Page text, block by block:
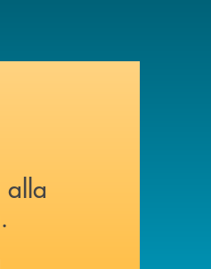
Vai alla pagina dedicata.
alla